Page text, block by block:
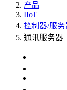
产品
IIoT
控制器/服务
通讯服务器